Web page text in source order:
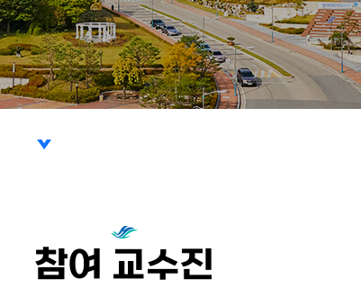
참여 교수진